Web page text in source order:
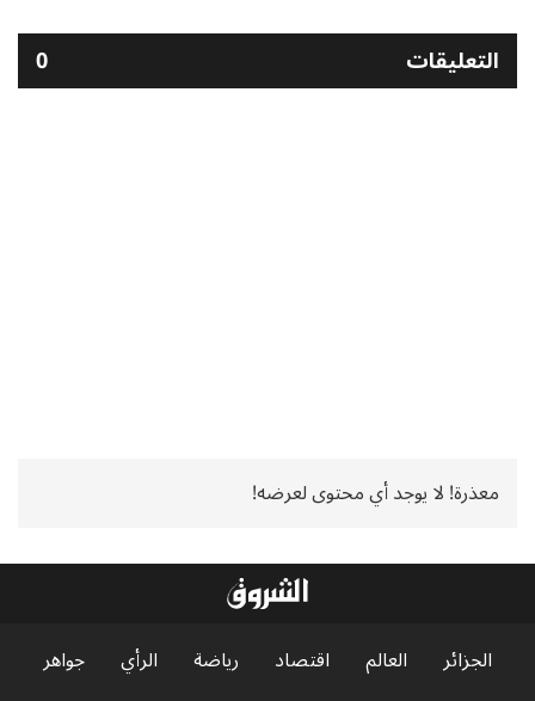
التعليقات 0
معذرة! لا يوجد أي محتوى لعرضه!
الجزائر العالم اقتصاد رياضة الرأي
جواهر